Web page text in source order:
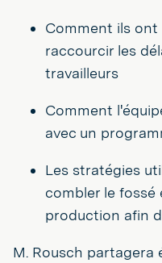
Comment ils
raccourcir les
travailleurs
Comment
avec un
Les stratégies
combler le
production afin
M. Rousch